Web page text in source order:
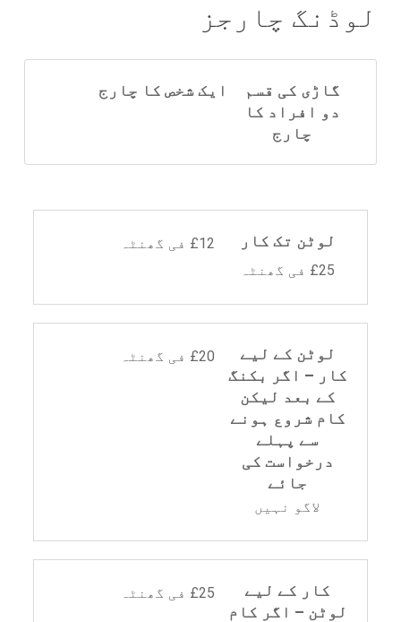
لوڈنگ چارجز
گاڑی کی قسم
ایک شخص کا چارج
دو افراد کا
چارج
لوٹن تک کار
£12 فی گھنٹہ
£25 فی گھنٹہ
لوٹن کے لیے
کار – اگر بکنگ
کے بعد لیکن
کام شروع ہونے
سے پہلے
درخواست کی
جائے
£20 فی گھنٹہ
لاگو نہیں
کار کے لیے
لوٹن – اگر کام
£25 فی گھنٹہ